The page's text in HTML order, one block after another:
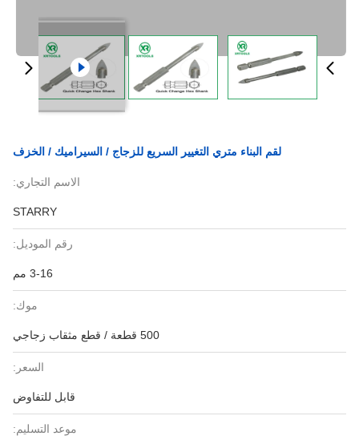
لقم البناء متري التغيير السريع للزجاج / السيراميك / الخزف
الاسم التجاري:
STARRY
رقم الموديل:
3-16 مم
موك:
500 قطعة / قطع مثقاب زجاجي
السعر:
قابل للتفاوض
موعد التسليم: